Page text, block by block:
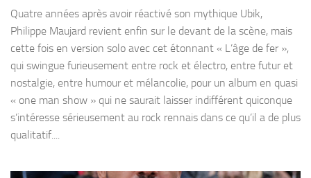
Quatre années après avoir réactivé son mythique Ubik,
Philippe Maujard revient enfin sur le devant de la scène, mais
cette fois en version solo avec cet étonnant « L’âge de fer »,
qui swingue furieusement entre rock et électro, entre futur et
nostalgie, entre humour et mélancolie, pour un album en quasi
« one man show » qui ne saurait laisser indifférent quiconque
s’intéresse sérieusement au rock rennais dans ce qu’il a de plus
qualitatif....